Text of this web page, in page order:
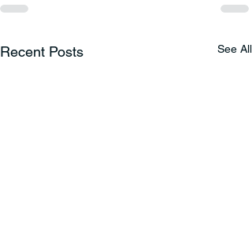
Recent Posts See All